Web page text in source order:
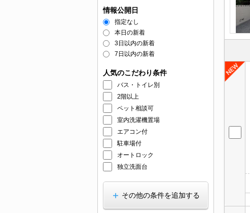
情報公開日
指定なし
本日の新着
3日以内の新着
7日以内の新着
人気のこだわり条件
バス・トイレ別
2階以上
ペット相談可
室内洗濯機置場
エアコン付
駐車場付
オートロック
独立洗面台
その他の条件を追加する